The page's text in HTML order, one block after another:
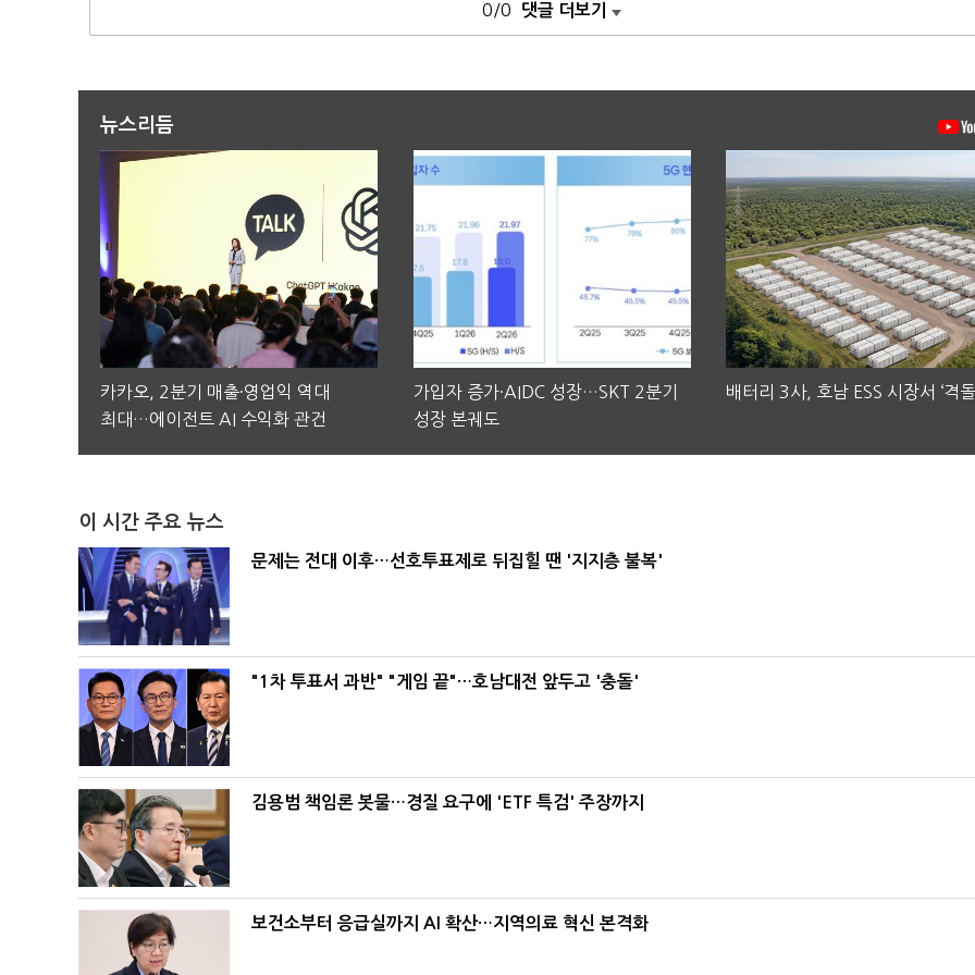
0/0 댓글 더보기
뉴스리듬
카카오, 2분기 매출·영업익 역대
최대…에이전트 AI 수익화 관건
가입자 증가·AIDC 성장…SKT 2분기
성장 본궤도
배터리 3사, 호남 ESS 시장서 ‘격돌
이 시간 주요 뉴스
문제는 전대 이후…선호투표제로 뒤집힐 땐 '지지층 불복'
"1차 투표서 과반" "게임 끝"…호남대전 앞두고 '충돌'
김용범 책임론 봇물…경질 요구에 'ETF 특검' 주장까지
보건소부터 응급실까지 AI 확산…지역의료 혁신 본격화